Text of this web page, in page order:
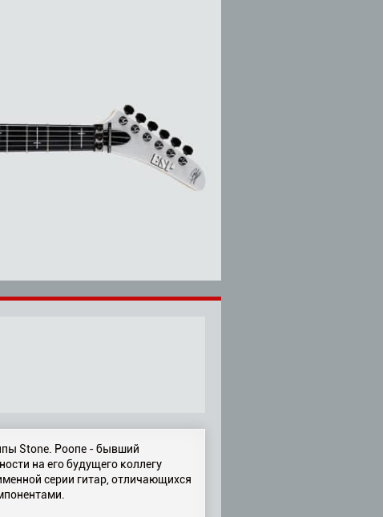
Stone. Роопе - бывший
на его будущего коллегу
серии гитар, отличающихся